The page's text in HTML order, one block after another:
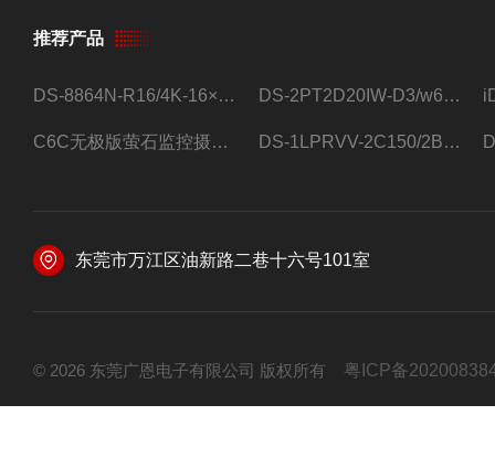
推荐产品
DS-8864N-R16/4K-16×4T/希捷16盘位录像机 DS-2PT2D20IW-D3/w64路高清硬盘录像机
C6C无极版萤石监控摄像头 DS-1LPRVV-2C150/2B监控室外夜视高清电源线护套线200米/卷
东莞市万江区油新路二巷十六号101室
© 2026 东莞广恩电子有限公司 版权所有 粤ICP备